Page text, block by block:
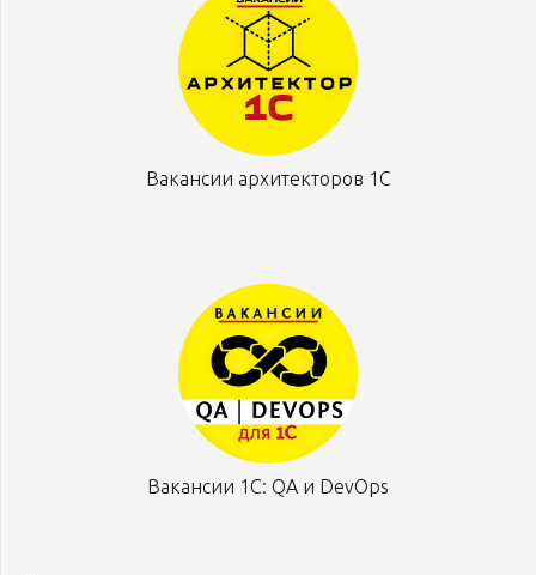
Вакансии архитекторов 1С
Вакансии 1С: QA и DevOps